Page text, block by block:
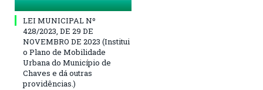
LEI MUNICIPAL Nº
428/2023, DE 29 DE
NOVEMBRO DE 2023 (Institui
o Plano de Mobilidade
Urbana do Município de
Chaves e dá outras
providências.)